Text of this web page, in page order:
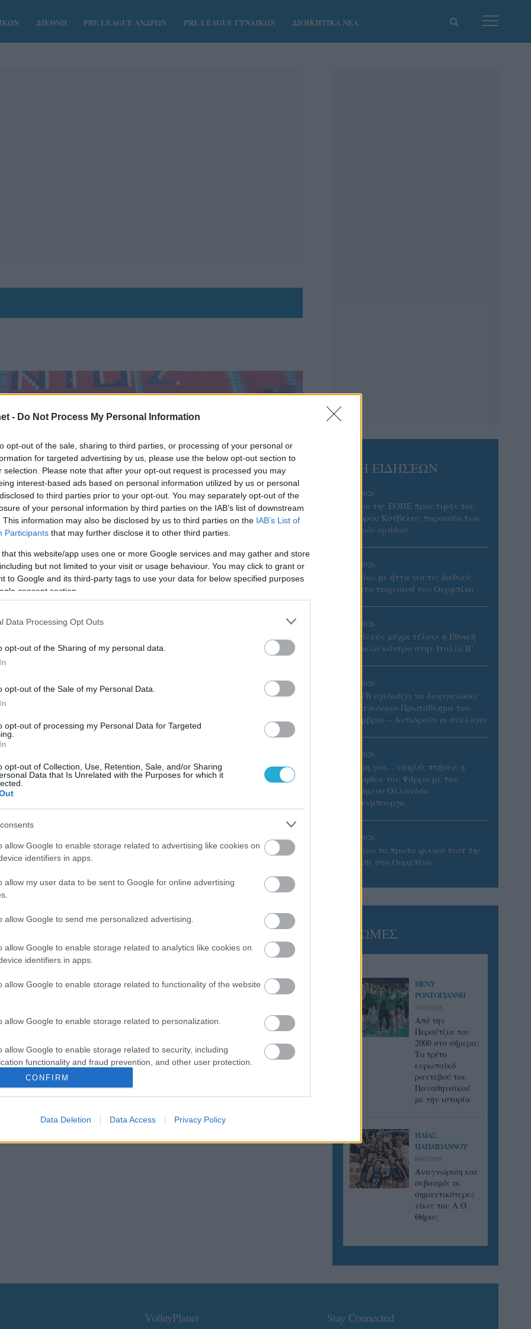
- Do Not Process My Personal Information
opt-out of the sale, sharing to third parties, or processing of your personal or
for targeted advertising by us, please use the below opt-out section to
selection. Please note that after your opt-out request is processed you may
interest-based ads based on personal information utilized by us or personal
to third parties prior to your opt-out. You may separately opt-out of the
of your personal information by third parties on the IAB’s list of downstream
This information may also be disclosed by us to third parties on the IAB’s List of
Participants that may further disclose it to other third parties.
that this website/app uses one or more Google services and may gather and store
but not limited to your visit or usage behaviour. You may click to grant or
to Google and its third-party tags to use your data for below specified purposes
consent section.
Data Processing Opt Outs
opt-out of the Sharing of my personal data.
opt-out of the Sale of my Personal Data.
opt-out of processing my Personal Data for Targeted
opt-out of Collection, Use, Retention, Sale, and/or Sharing
Data that Is Unrelated with the Purposes for which it
allow Google to enable storage related to advertising like cookies on
identifiers in apps.
allow my user data to be sent to Google for online advertising
allow Google to send me personalized advertising.
allow Google to enable storage related to analytics like cookies on
identifiers in apps.
allow Google to enable storage related to functionality of the website
allow Google to enable storage related to personalization.
allow Google to enable storage related to security, including
functionality and fraud prevention, and other user protection.
CONFIRM
Data Deletion Data Access Privacy Policy
ΔΙΕΘΝΗ PRE LEAGUE ΑΝΔΡΩΝ PRE LEAGUE ΓΥΝΑΙΚΩΝ ΔΙΟΙΚΗΤΙΚΑ ΝΕΑ
φέτος η Πωλίνα Τριωνίδου καθώς η 26χρονη λίμπερο
που ενισχύονται αρκετά στο κομμάτι
ΡΟΗ ΕΙΔΗΣΕΩΝ
08/08/2026
Δείπνο της ΕΟΠΕ προς τιμήν του
Ισίδωρου Κούβελου παρουσία των
Εθνικών ομάδων
07/08/2026
«Αντίο» με ήττα για τις διεθνείς
μας στο τουρνουά του Ουρμπίνο
06/08/2026
Το πάλεψε μέχρι τέλους η Εθνική
γυναικών κόντρα στην Ιταλία Β’
06/08/2026
Η FIVB σχεδιάζει να διοργανώσει
το Παγκόσμιο Πρωτάθλημα τον
Δεκέμβριο – Αντιδρούν οι σύλλογοι
06/08/2026
Έτοιμη για… υψηλές πτήσεις η
Μπενφίκα του Ψάρρα με τον
«Ιπτάμενο Ολλανδό»
Βίλτενμπουργκ
05/08/2026
Ισόπαλο το πρωτο φιλικό τεστ της
Εθνικής στο Ουρμπίνο
ΓΝΩΜΕΣ
ΠΕΝΥ
ΡΟΝΤΟΓΙΑΝΝΗ
11/03/2026
Από την
Περούτζια του
2000 στο σήμερα:
Tο τρίτο
ευρωπαϊκό
ραντεβού του
Παναθηναϊκού
με την ιστορία
ΗΛΙΑΣ
ΠΑΠΑΪΩΑΝΝΟΥ
08/03/2026
Αναγνώριση και
σεβασμός οι
σημαντικότερες
νίκες του Α.Ο.
Θήρας
VolleyPlanet Stay Connected